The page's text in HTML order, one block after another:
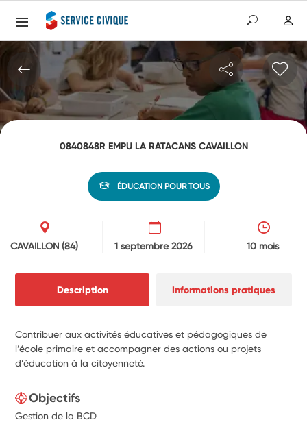
0840848R EMPU LA RATACANS CAVAILLON
ÉDUCATION POUR TOUS
CAVAILLON(84) 1 septembre 2026 10 mois
Description Informations pratiques
Contribuer aux activités éducatives et pédagogiques de
l’école primaire et accompagner des actions ou projets
d’éducation à la citoyenneté.
Objectifs
Gestion de la BCD